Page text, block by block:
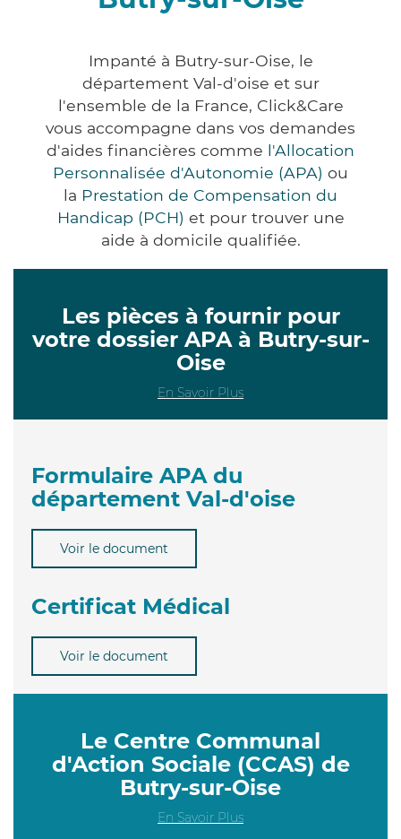
Impanté à Butry-sur-Oise, le
département Val-d'oise et sur
l'ensemble de la France, Click&Care
vous accompagne dans vos demandes
d'aides financières comme l'Allocation
Personnalisée d'Autonomie (APA) ou
la Prestation de Compensation du
Handicap (PCH) et pour trouver une
aide à domicile qualifiée.
Les pièces à fournir pour
votre dossier APA à Butry-sur-
Oise
En Savoir Plus
Formulaire APA du
département Val-d'oise
Voir le document
Certificat Médical
Voir le document
Le Centre Communal
d'Action Sociale (CCAS) de
Butry-sur-Oise
En Savoir Plus